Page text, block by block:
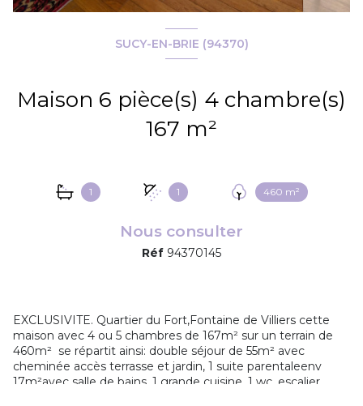
SUCY-EN-BRIE (94370)
Maison 6 pièce(s) 4 chambre(s)
167 m²
1 1 460 m²
Nous consulter
Réf 94370145
EXCLUSIVITE. Quartier du Fort,Fontaine de Villiers cette
maison avec 4 ou 5 chambres de 167m² sur un terrain de
460m² se répartit ainsi: double séjour de 55m² avec
cheminée accès terrasse et jardin, 1 suite parentaleenv
17m²avec salle de bains, 1 grande cuisine, 1 wc, escalier